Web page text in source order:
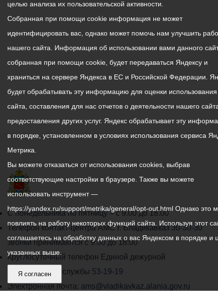
График
работы
администрации
местного
самоуправления
города
С понедельника по пятницу – с 9.00 до 18.00
Телефон контакт-центра АМС г. Владикавказ30-30-30
звонки принимаются с 9:00 до 18:00
Круглосуточный телефон Единой дежурной
диспетчерской службы 53-19-19
Электронная почта: ams@vladikavkaz.alania.gov.ru
целью анализа их пользовательской активности.
Собранная при помощи cookie информация не может
идентифицировать вас, однако может помочь нам улучшить
нашего сайта. Информация об использовании вами данного
собранная при помощи cookie, будет передаваться Яндексу и
храниться на сервере Яндекса в ЕС и Российской Федерации.
будет обрабатывать эту информацию для оценки
сайта, составления для нас отчетов о деятельности нашего
предоставления других услуг. Яндекс обрабатывает эту
в порядке, установленном в условиях использования сервиса
Метрика.
Вы можете отказаться от использования cookies, выбрав
соответствующие настройки в браузере. Также вы можете
использовать инструмент —
https://yandex.ru/support/metrika/general/opt-out.html Однако это
повлиять на работу некоторых функций сайта. Используя этот
соглашаетесь на обработку данных о вас Яндексом в порядке и
указанных выше.
Я согласен